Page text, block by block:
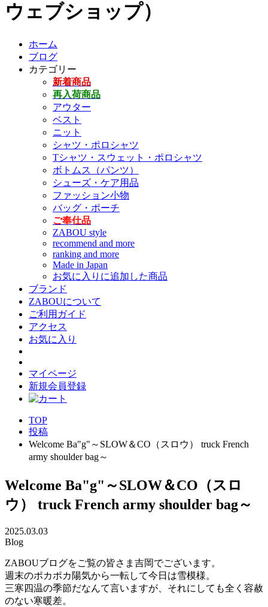
ウェブショップ）
ホーム
ブログ
カテゴリー
新着商品
再入荷商品
アウター
ベスト
ニット
シャツ・ポロシャツ
Tシャツ・スウェット・ポロシャツ
ボトムス（パンツ）
シューズ・ケア用品
ファッション小物
バッグ・ポーチ
ご奉仕品
ZABOU style
recommend and more
ranking and more
Made in Japan
お気に入りに追加した商品
ブランド
ZABOUについて
ご利用ガイド
アクセス
お気に入り
マイページ
新規会員登録
TOP
投稿
Welcome Ba"g"～SLOW＆CO（スロウ） truck French
army shoulder bag～
Welcome Ba"g"～SLOW＆CO（スロ
ウ） truck French army shoulder bag～
2025.03.03
Blog
ZABOUブログをご覧の皆さま吉岡でございます。
週末のポカポカ陽気から一転して今日は雪模様。
三寒四温の季節だなんて言いますが、それにしても全く容赦
のない寒暖差。